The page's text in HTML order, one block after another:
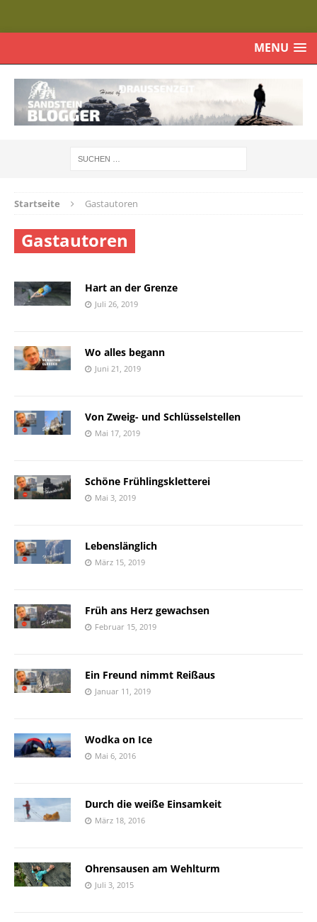
MENU
Startseite Gastautoren
Gastautoren
Hart an der Grenze
Juli 26, 2019
Wo alles begann
Juni 21, 2019
Von Zweig- und Schlüsselstellen
Mai 17, 2019
Schöne Frühlingskletterei
Mai 3, 2019
Lebenslänglich
März 15, 2019
Früh ans Herz gewachsen
Februar 15, 2019
Ein Freund nimmt Reißaus
Januar 11, 2019
Wodka on Ice
Mai 6, 2016
Durch die weiße Einsamkeit
März 18, 2016
Ohrensausen am Wehlturm
Juli 3, 2015